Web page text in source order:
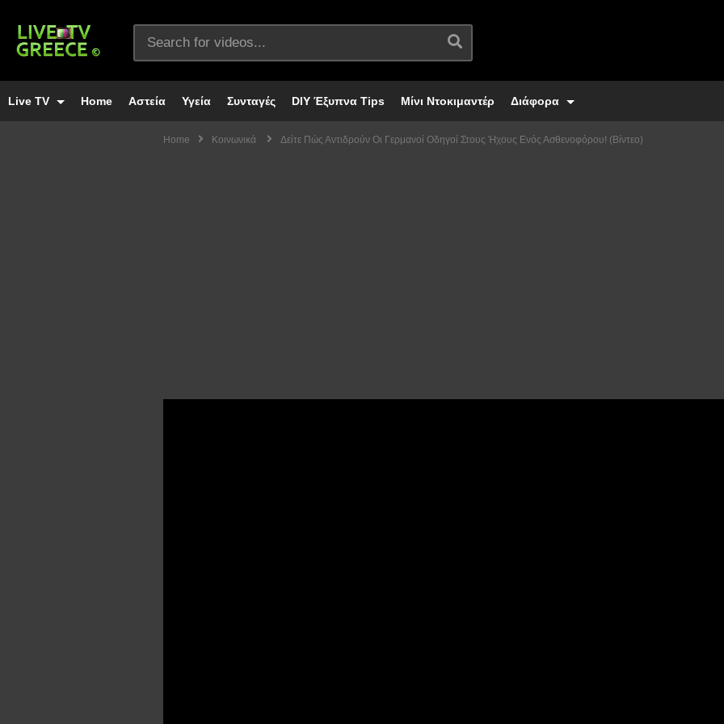
Live TV Home Αστεία Υγεία Συνταγές DIY Έξυπνα Tips Μίνι Ντοκιμαντέρ Διάφορα
Home Κοινωνικά Δείτε Πώς Αντιδρούν Οι Γερμανοί Οδηγοί Στους Ήχους Ενός Ασθενοφόρου! (Βίντεο)